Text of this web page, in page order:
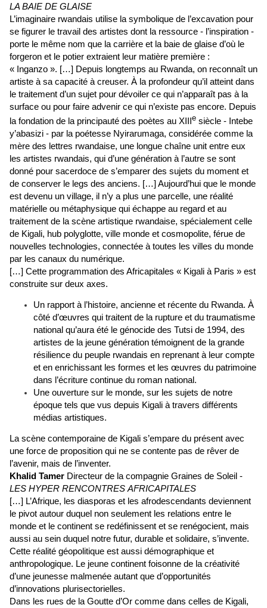
LA BAIE DE GLAISE
L’imaginaire rwandais utilise la symbolique de l’excavation pour
se figurer le travail des artistes dont la ressource - l’inspiration -
porte le même nom que la carrière et la baie de glaise d’où le
forgeron et le potier extraient leur matière première :
« Inganzo ». […] Depuis longtemps au Rwanda, on reconnaît un
artiste à sa capacité à creuser. À la profondeur qu’il atteint dans
le traitement d’un sujet pour dévoiler ce qui n’apparaît pas à la
surface ou pour faire advenir ce qui n’existe pas encore. Depuis
la fondation de la principauté des poètes au XIIIe siècle - Intebe
y’abasizi - par la poétesse Nyirarumaga, considérée comme la
mère des lettres rwandaise, une longue chaîne unit entre eux
les artistes rwandais, qui d’une génération à l’autre se sont
donné pour sacerdoce de s’emparer des sujets du moment et
de conserver le legs des anciens. […] Aujourd’hui que le monde
est devenu un village, il n’y a plus une parcelle, une réalité
matérielle ou métaphysique qui échappe au regard et au
traitement de la scène artistique rwandaise, spécialement celle
de Kigali, hub polyglotte, ville monde et cosmopolite, férue de
nouvelles technologies, connectée à toutes les villes du monde
par les canaux du numérique.
[…] Cette programmation des Africapitales « Kigali à Paris » est
construite sur deux axes.
Un rapport à l’histoire, ancienne et récente du Rwanda. À
côté d’œuvres qui traitent de la rupture et du traumatisme
national qu’aura été le génocide des Tutsi de 1994, des
artistes de la jeune génération témoignent de la grande
résilience du peuple rwandais en reprenant à leur compte
et en enrichissant les formes et les œuvres du patrimoine
dans l’écriture continue du roman national.
Une ouverture sur le monde, sur les sujets de notre
époque tels que vus depuis Kigali à travers différents
médias artistiques.
La scène contemporaine de Kigali s’empare du présent avec
une force de proposition qui ne se contente pas de rêver de
l’avenir, mais de l’inventer.
Khalid Tamer Directeur de la compagnie Graines de Soleil -
LES HYPER RENCONTRES AFRICAPITALES
[…] L’Afrique, les diasporas et les afrodescendants deviennent
le pivot autour duquel non seulement les relations entre le
monde et le continent se redéfinissent et se renégocient, mais
aussi au sein duquel notre futur, durable et solidaire, s’invente.
Cette réalité géopolitique est aussi démographique et
anthropologique. Le jeune continent foisonne de la créativité
d’une jeunesse malmenée autant que d’opportunités
d’innovations plurisectorielles.
Dans les rues de la Goutte d’Or comme dans celles de Kigali,